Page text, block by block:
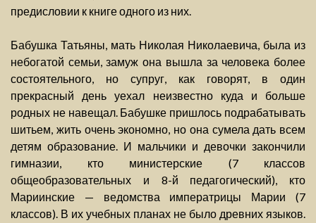
предисловии к книге одного из них.
Бабушка Татьяны, мать Николая Николаевича, была из
небогатой семьи, замуж она вышла за человека более
состоятельного, но супруг, как говорят, в один
прекрасный день уехал неизвестно куда и больше
родных не навещал. Бабушке пришлось подрабатывать
шитьем, жить очень экономно, но она сумела дать всем
детям образование. И мальчики и девочки закончили
гимназии, кто министерские (7 классов
общеобразовательных и 8-й педагогический), кто
Мариинские — ведомства императрицы Марии (7
классов). В их учебных планах не было древних языков.